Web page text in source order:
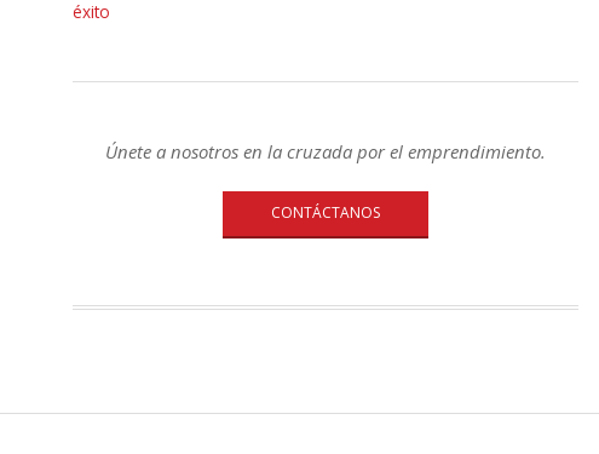
éxito
Únete a nosotros en la cruzada por el emprendimiento.
CONTÁCTANOS